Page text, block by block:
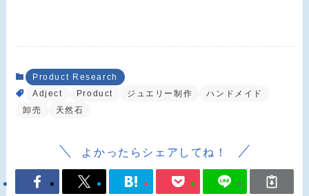
Product Research
Adject
Product ジュエリー制作
ハンドメイド
卸売
天然石
よかったらシェアしてね！